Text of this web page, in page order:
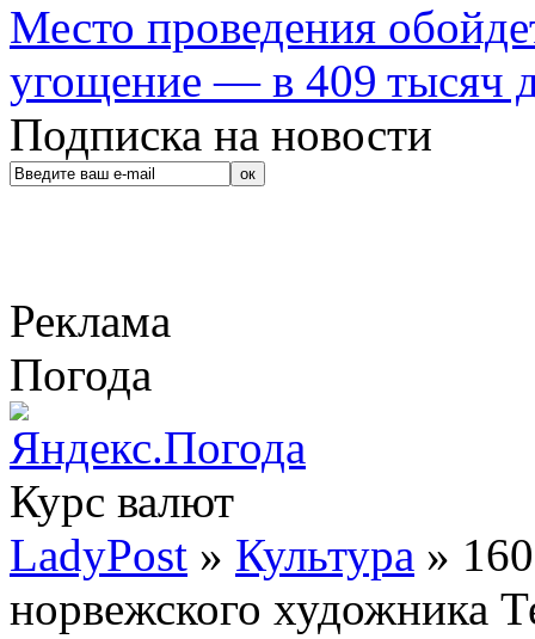
Место проведения
угощение — в 409 тысяч
Подписка на новости
Реклама
Погода
Курс валют
LadyPost » Культура »
норвежского художника